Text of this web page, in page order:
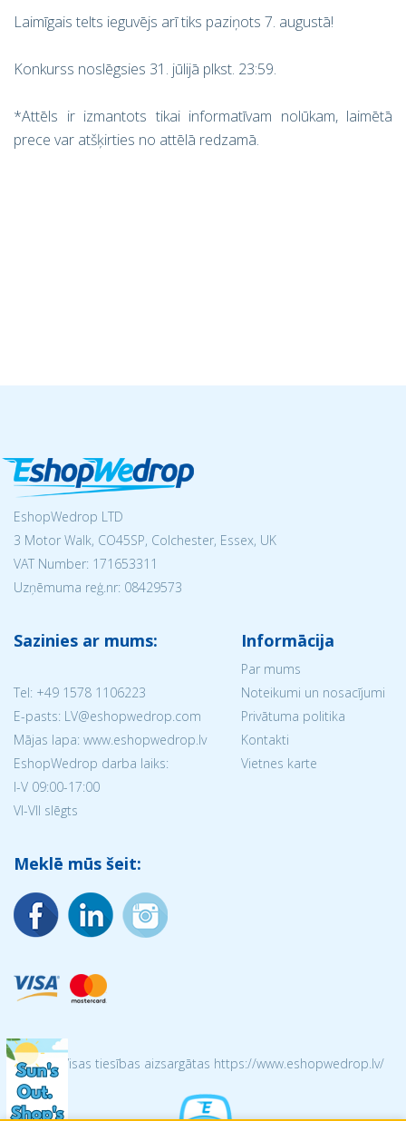
Laimīgais telts ieguvējs arī tiks paziņots 7. augustā!
Konkurss noslēgsies 31. jūlijā plkst. 23:59.
*Attēls ir izmantots tikai informatīvam nolūkam, laimētā
prece var atšķirties no attēlā redzamā.
EshopWedrop LTD
3 Motor Walk, CO45SP, Colchester, Essex, UK
VAT Number: 171653311
Uzņēmuma reģ.nr: 08429573
Sazinies ar mums:
Tel: +49 1578 1106223
E-pasts: LV@eshopwedrop.com
Mājas lapa: www.eshopwedrop.lv
EshopWedrop darba laiks:
I-V 09:00-17:00
VI-VII slēgts
Informācija
Par mums
Noteikumi un nosacījumi
Privātuma politika
Kontakti
Vietnes karte
Meklē mūs šeit:
© 2026 Visas tiesības aizsargātas https://www.eshopwedrop.lv/